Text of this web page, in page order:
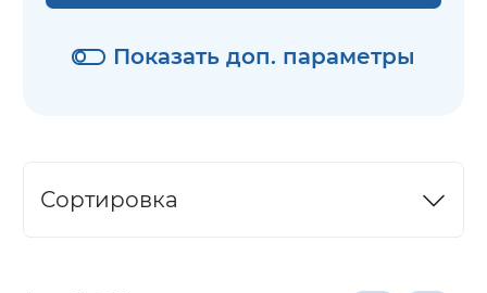
Показать доп. параметры
Сортировка